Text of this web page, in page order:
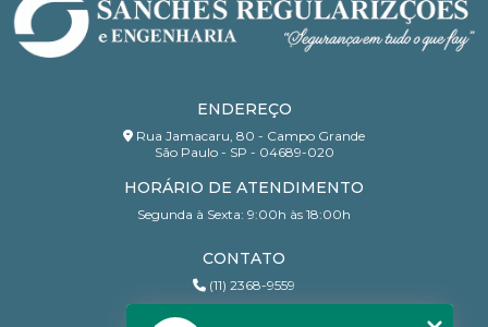
ENDEREÇO
Rua Jamacaru, 80 - Campo Grande
São Paulo - SP - 04689-020
HORÁRIO DE ATENDIMENTO
Segunda à Sexta: 9:00h às 18:00h
CONTATO
(11) 2368-9559